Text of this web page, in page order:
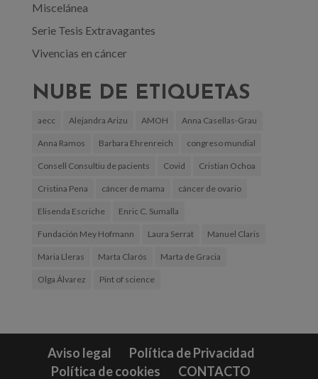
Miscelánea
Serie Tesis Extravagantes
Vivencias en cáncer
NUBE DE ETIQUETAS
aecc Alejandra Arizu AMOH Anna Casellas-Grau
Anna Ramos Barbara Ehrenreich congreso mundial
Consell Consultiu de pacients Covid Cristian Ochoa
Cristina Pena cáncer de mama cáncer de ovario
Elisenda Escriche Enric C. Sumalla
Fundación Mey Hofmann Laura Serrat Manuel Claris
Maria Lleras Marta Clarós Marta de Gracia
Olga Álvarez Pint of science
Aviso legal
Política de Privacidad
Política de cookies
CONTACTO